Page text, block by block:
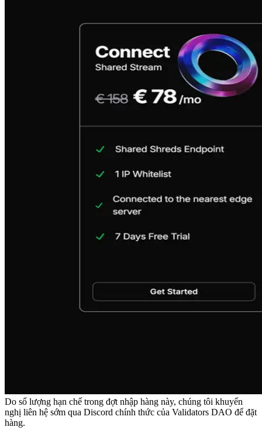
Do số lượng hạn chế trong đợt nhập hàng này, chúng tôi khuyến
nghị liên hệ sớm qua Discord chính thức của Validators DAO để đặt
hàng.